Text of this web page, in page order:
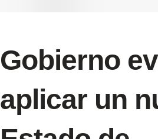
Gobierno
aplicar un